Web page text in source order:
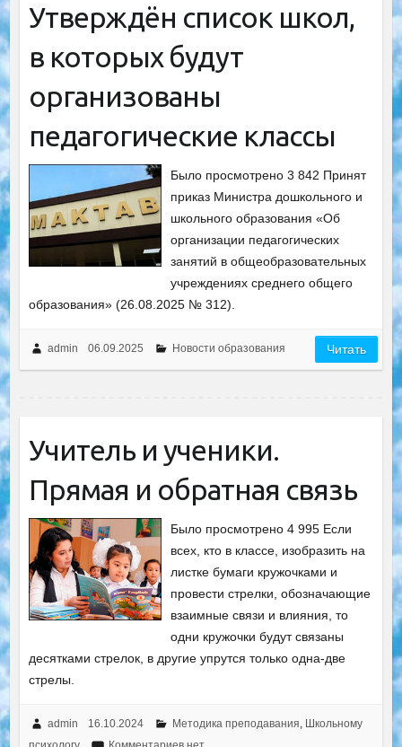
Утверждён список школ,
в которых будут
организованы
педагогические классы
Было просмотрено 3 842 Принят
приказ Министра дошкольного и
школьного образования «Об
организации педагогических
занятий в общеобразовательных
учреждениях среднего общего
образования» (26.08.2025 № 312).
admin 06.09.2025 Новости образования Читать
Учитель и ученики.
Прямая и обратная связь
Было просмотрено 4 995 Если
всех, кто в классе, изобразить на
листке бумаги кружочками и
провести стрелки, обозначающие
взаимные связи и влияния, то
одни кружочки будут связаны
десятками стрелок, в другие упрутся только одна-две
стрелы.​​​​​​​​​​​​​​
admin 16.10.2024 Методика преподавания, Школьному